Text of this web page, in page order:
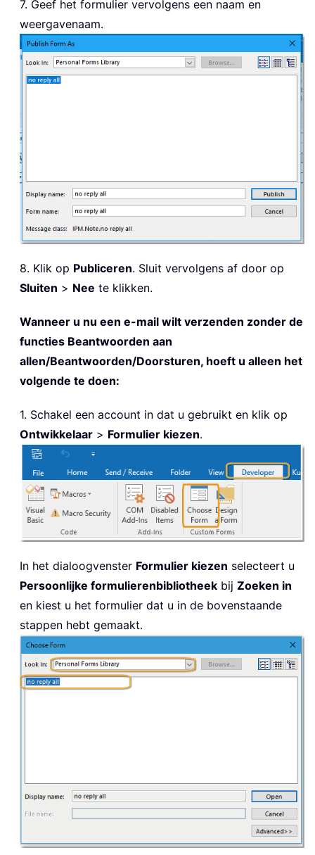
7. Geef het formulier vervolgens een naam en
weergavenaam.
8. Klik op Publiceren. Sluit vervolgens af door op
Sluiten > Nee te klikken.
Wanneer u nu een e-mail wilt verzenden zonder de
functies Beantwoorden aan
allen/Beantwoorden/Doorsturen, hoeft u alleen het
volgende te doen:
1. Schakel een account in dat u gebruikt en klik op
Ontwikkelaar > Formulier kiezen.
In het dialoogvenster Formulier kiezen selecteert u
Persoonlijke formulierenbibliotheek bij Zoeken in
en kiest u het formulier dat u in de bovenstaande
stappen hebt gemaakt.